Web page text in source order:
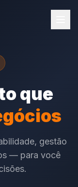
que
gestão
— para você